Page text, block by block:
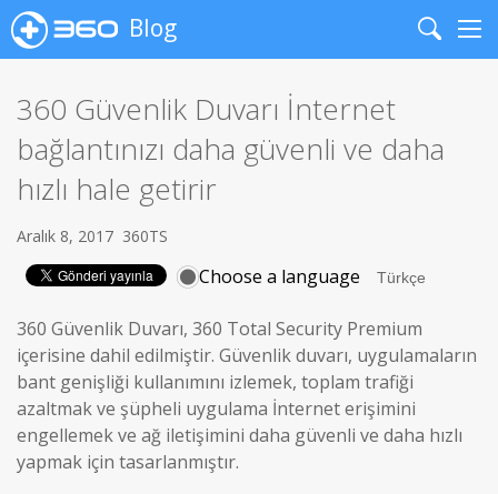
Blog
Search
360 Güvenlik Duvarı İnternet
bağlantınızı daha güvenli ve daha
hızlı hale getirir
Aralık 8, 2017 360TS
Choose a language
360 Güvenlik Duvarı, 360 Total Security Premium
içerisine dahil edilmiştir. Güvenlik duvarı, uygulamaların
bant genişliği kullanımını izlemek, toplam trafiği
azaltmak ve şüpheli uygulama İnternet erişimini
engellemek ve ağ iletişimini daha güvenli ve daha hızlı
yapmak için tasarlanmıştır.